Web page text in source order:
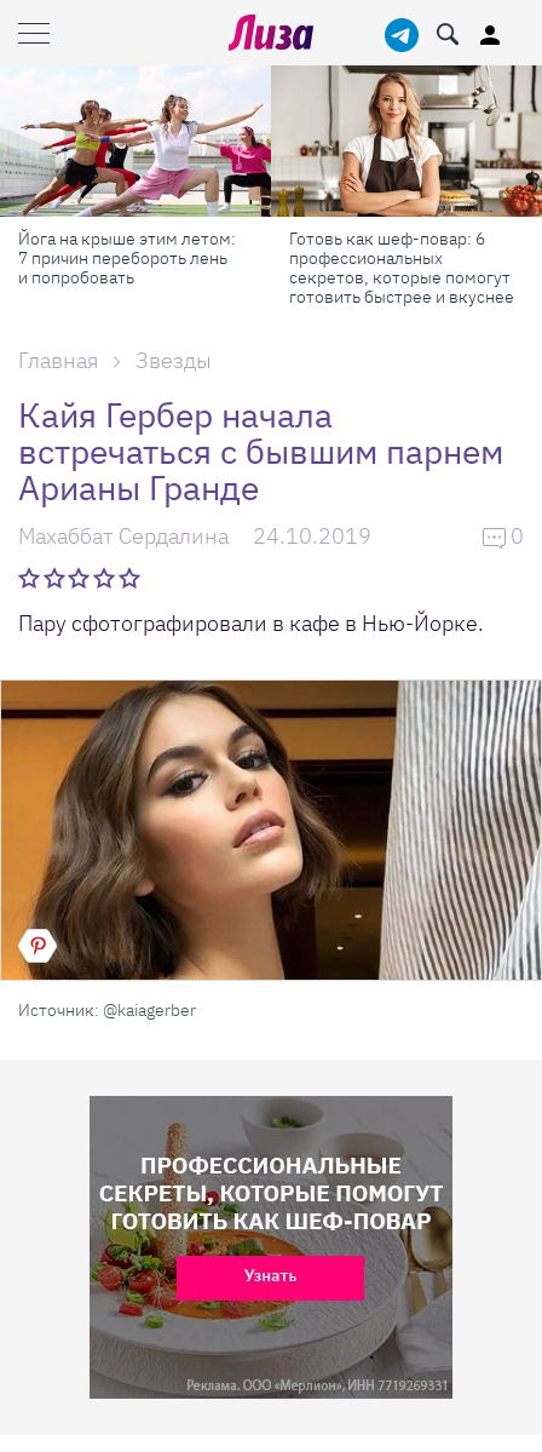
Йога на крыше этим летом:
7 причин перебороть лень
и попробовать
Готовь как шеф-повар: 6
профессиональных
секретов, которые помогут
готовить быстрее и вкуснее
Главная Звезды
Кайя Гербер начала
встречаться с бывшим парнем
Арианы Гранде
Махаббат Сердалина 24.10.2019 0
Пару сфотографировали в кафе в Нью-Йорке.
Источник: @kaiagerber